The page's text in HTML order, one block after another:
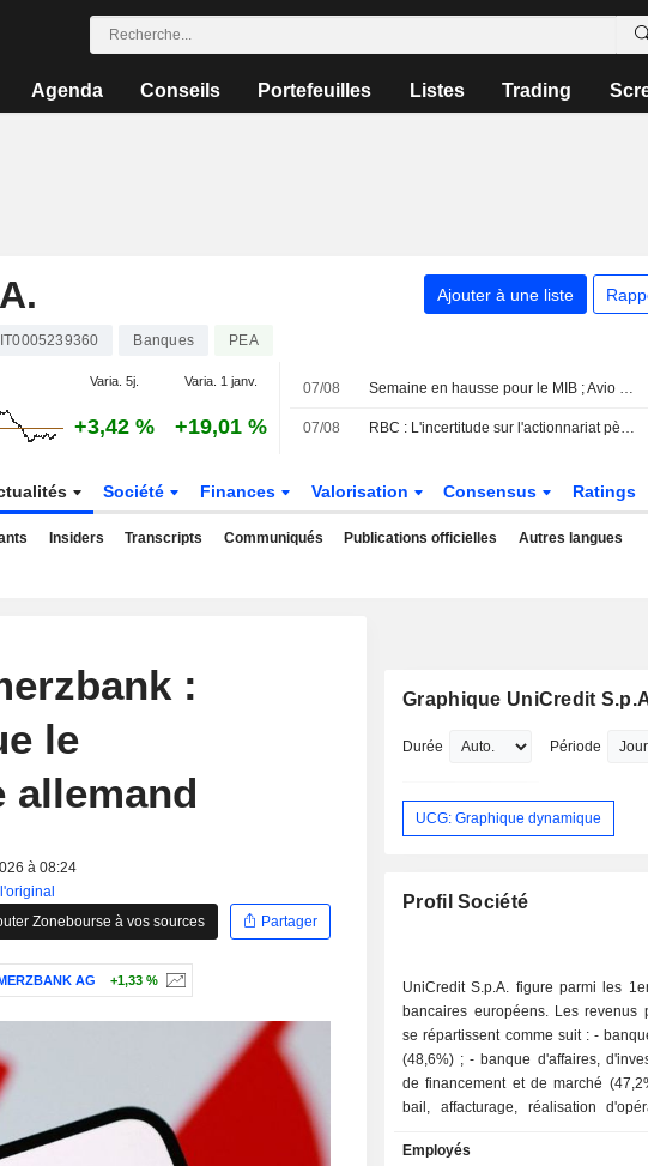
Agenda Conseils Portefeuilles Listes Trading
Ajouter à une liste
IT0005239360 Banques PEA
Varia. 5j. Varia. 1 janv.
+3,42 % +19,01 %
07/08 Semaine en hausse pour le MIB ; Avio en tête, Stellantis à la traîne
07/08 RBC : L'incertitude sur l'actionnariat pèse sur la stratégie à long terme de Commerzbank ; prévisions ajustées
Société Finances Valorisation Consensus Ratings
Insiders Transcripts Communiqués Publications officielles Autres langues
:
le
allemand
à 08:24
Zonebourse à vos sources
Partager
AG +1,33 %
Graphique UniCredit
Durée Période
UCG: Graphique dynamique
Profil Société
UniCredit S.p.A. figure parmi les
bancaires européens. Les revenus
se répartissent comme suit : - banque de détail
(48,6%) ; - banque d'affaires, d'investissement,
de financement et de marché
bail, affacturage, réalisation
change, d'actions et de
Employés